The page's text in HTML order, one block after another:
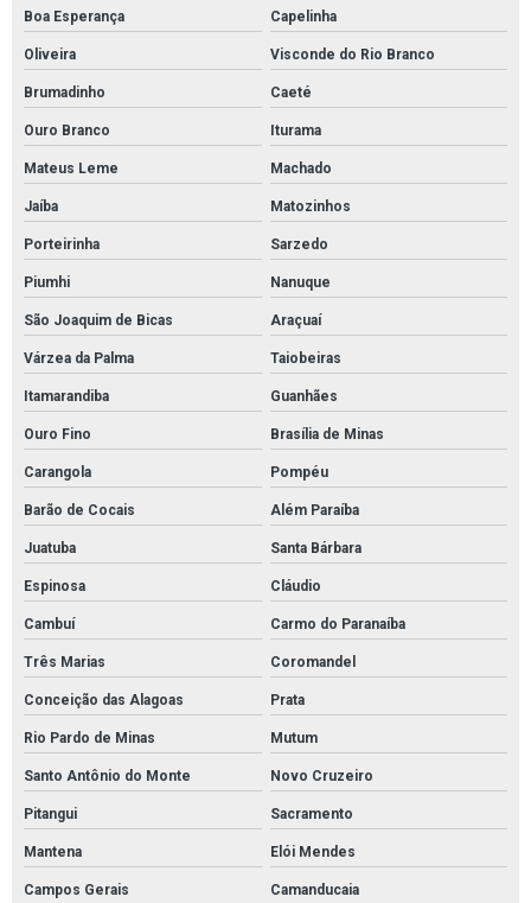
Cordão absorvente de derivados de petróleo
Cordão absorvente de óleo
Cordão absorvente industrial
Cordão absorvente para contenção de vazamento de óleo
Cordão absorvente para contenção de óleo
Cordão absorvente para indústrias químicas
Cordão absorvente para líquidos em geral
Cordão absorvente para petróleo e derivados
Cordão absorvente para produtos químicos
Distribuidor de absorventes industriais
Distribuidor de manta absorvente óleo
Distribuidor de manta para contenção de óleo
Distribuidor mantas brasil
Fornecedor de manta para absorção de óleo
Fornecedor de mantas absorventes para óleo
Fornecedor tubolit
Kit ambiental para vazamento de óleo
Boa Esperança Capelinha
Oliveira Visconde do Rio Branco
Brumadinho Caeté
Ouro Branco Iturama
Mateus Leme Machado
Jaíba Matozinhos
Porteirinha Sarzedo
Piumhi Nanuque
São Joaquim de Bicas Araçuaí
Várzea da Palma Taiobeiras
Itamarandiba Guanhães
Ouro Fino Brasília de Minas
Carangola Pompéu
Barão de Cocais Além Paraíba
Juatuba Santa Bárbara
Espinosa Cláudio
Cambuí Carmo do Paranaíba
Três Marias Coromandel
Conceição das Alagoas Prata
Rio Pardo de Minas Mutum
Santo Antônio do Monte Novo Cruzeiro
Pitangui Sacramento
Mantena Elói Mendes
Campos Gerais Camanducaia